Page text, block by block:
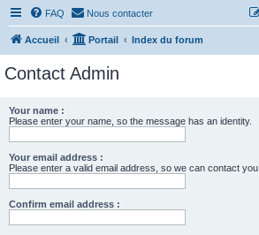
FAQ Nous contacter
Accueil Portail Index du forum
Contact Admin
Your name :
Please enter your name, so the message has an identity.
Your email address :
Please enter a valid email address, so we can contact you.
Confirm email address :